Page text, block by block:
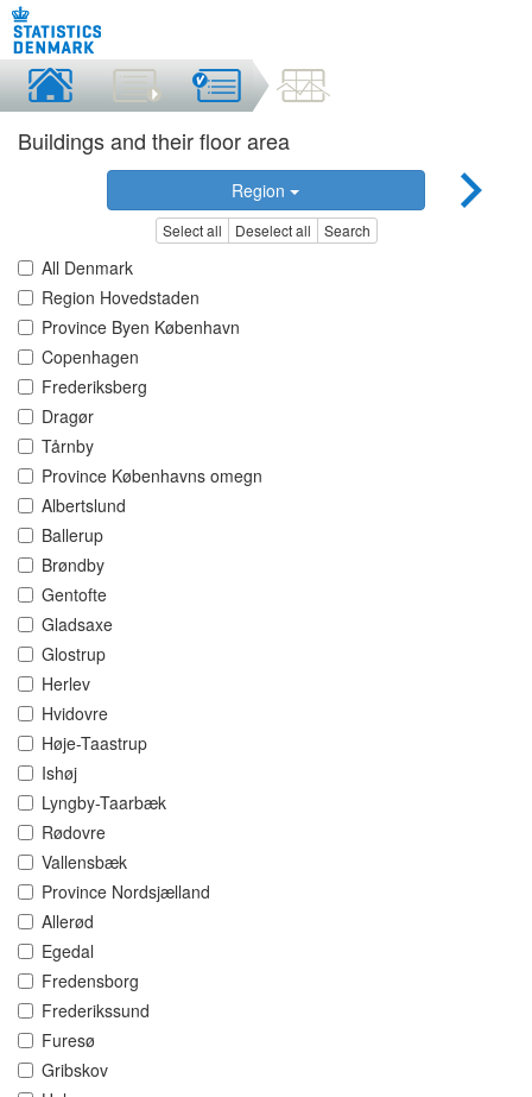
Buildings and their floor area
Region
Select all Deselect all Search
All Denmark
Region Hovedstaden
Province Byen København
Copenhagen
Frederiksberg
Dragør
Tårnby
Province Københavns omegn
Albertslund
Ballerup
Brøndby
Gentofte
Gladsaxe
Glostrup
Herlev
Hvidovre
Høje-Taastrup
Ishøj
Lyngby-Taarbæk
Rødovre
Vallensbæk
Province Nordsjælland
Allerød
Egedal
Fredensborg
Frederikssund
Furesø
Gribskov